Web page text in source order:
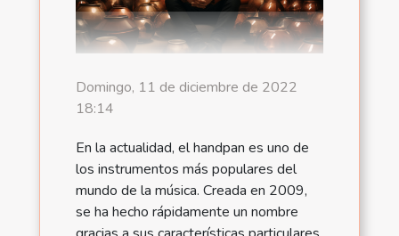
Domingo, 11 de diciembre de 2022
18:14
En la actualidad, el handpan es uno de
los instrumentos más populares del
mundo de la música. Creada en 2009,
se ha hecho rápidamente un nombre